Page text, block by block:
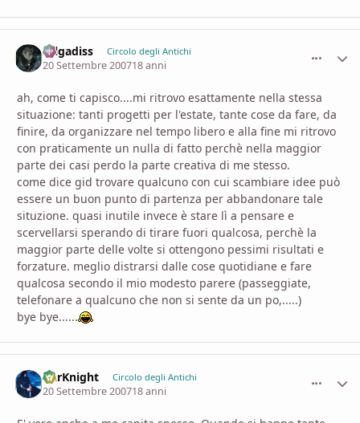
zelgadiss Circolo degli Antichi
20 Settembre 200718 anni
ah, come ti capisco....mi ritrovo esattamente nella stessa
situazione: tanti progetti per l'estate, tante cose da fare, da
finire, da organizzare nel tempo libero e alla fine mi ritrovo
con praticamente un nulla di fatto perchè nella maggior
parte dei casi perdo la parte creativa di me stesso.
come dice gid trovare qualcuno con cui scambiare idee può
essere un buon punto di partenza per abbandonare tale
situzione. quasi inutile invece è stare lì a pensare e
scervellarsi sperando di tirare fuori qualcosa, perchè la
maggior parte delle volte si ottengono pessimi risultati e
forzature. meglio distrarsi dalle cose quotidiane e fare
qualcosa secondo il mio modesto parere (passeggiate,
telefonare a qualcuno che non si sente da un po,.....)
bye bye......
DarKnight Circolo degli Antichi
20 Settembre 200718 anni